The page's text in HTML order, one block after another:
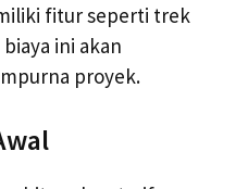
fitur seperti trek
ini akan
proyek.